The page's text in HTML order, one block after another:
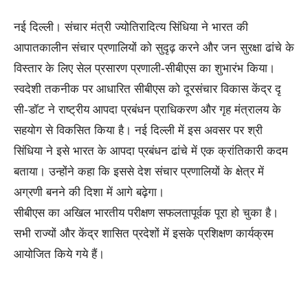
नई दिल्ली। संचार मंत्री ज्योतिरादित्य सिंधिया ने भारत की
आपातकालीन संचार प्रणालियों को सुदृढ़ करने और जन सुरक्षा ढांचे के
विस्‍तार के लिए सेल प्रसारण प्रणाली-सीबीएस का शुभारंभ किया।
स्वदेशी तकनीक पर आधारित सीबीएस को दूरसंचार विकास केंद्र दृ
सी-डॉट ने राष्ट्रीय आपदा प्रबंधन प्राधिकरण और गृह मंत्रालय के
सहयोग से विकसित किया है। नई दिल्ली में इस अवसर पर श्री
सिंधिया ने इसे भारत के आपदा प्रबंधन ढांचे में एक क्रांतिकारी कदम
बताया। उन्‍होंने कहा कि इससे देश संचार प्रणालियों के क्षेत्र में
अग्रणी बनने की दिशा में आगे बढ़ेगा।
सीबीएस का अखिल भारतीय परीक्षण सफलतापूर्वक पूरा हो चुका है।
सभी राज्यों और केंद्र शासित प्रदेशों में इसके प्रशिक्षण कार्यक्रम
आयोजित किये गये हैं।